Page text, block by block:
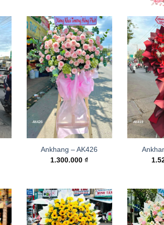
Ankhang – AK426
1.300.000₫